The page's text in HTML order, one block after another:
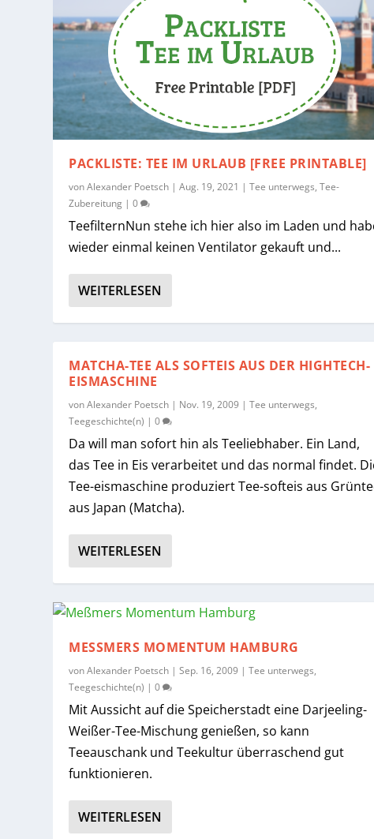
PACKLISTE: TEE IM URLAUB [FREE PRINTABLE]
vonAlexander Poetsch |Aug. 19, 2021 |Tee unterwegs,Tee-
Zubereitung |0
TeefilternNun stehe ich hier also im Laden und
wieder einmal keinen Ventilator gekauft und...
WEITERLESEN
MATCHA-TEE ALS SOFTEIS AUS DER HIGHTECH-
EISMASCHINE
vonAlexander Poetsch | Nov. 19, 2009 |Tee unterwegs,
Teegeschichte(n) |0
Da will man sofort hin als Teeliebhaber. Ein Land,
das Tee in Eis verarbeitet und das normal findet.
Tee-eismaschine produziert Tee-softeis aus
aus Japan (Matcha).
WEITERLESEN
MESSMERS MOMENTUM HAMBURG
vonAlexander Poetsch |Sep. 16, 2009 |Tee unterwegs,
Teegeschichte(n) |0
Mit Aussicht auf die Speicherstadt eine Darjeeling-
Weißer-Tee-Mischung genießen, so kann
Teeauschank und Teekultur überraschend gut
funktionieren.
WEITERLESEN